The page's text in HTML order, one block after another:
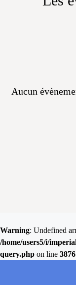
Aucun
Warning: Undefined
/home/users5/i/
query.php on line 3876